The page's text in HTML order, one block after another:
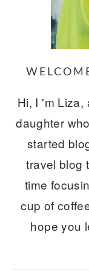
Hi, I 'm Liza,
daughter
started
travel blog
time
cup of
hope you